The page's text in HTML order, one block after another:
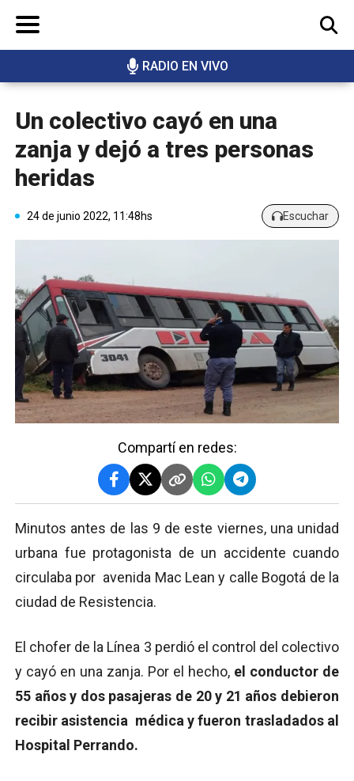
RADIO EN VIVO
BUSCAR
Un colectivo cayó en una
zanja y dejó a tres personas
heridas
24 de junio 2022, 11:48hs Escuchar
Compartí en redes:
Minutos antes de las 9 de este viernes, una unidad
urbana fue protagonista de un accidente cuando
circulaba por avenida Mac Lean y calle Bogotá de la
ciudad de Resistencia.
El chofer de la Línea 3 perdió el control del colectivo
y cayó en una zanja. Por el hecho, el conductor de
55 años y dos pasajeras de 20 y 21 años debieron
recibir asistencia médica y fueron trasladados al
Hospital Perrando.